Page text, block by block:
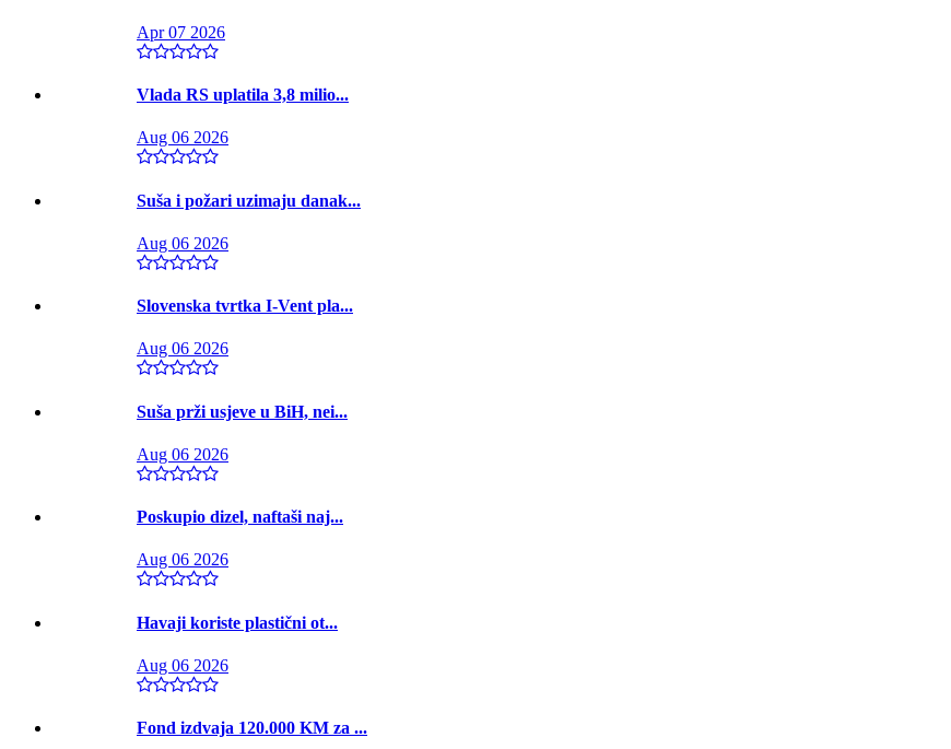
Apr 07 2026
Vlada RS uplatila 3,8 milio...
Aug 06 2026
Suša i požari uzimaju danak...
Aug 06 2026
Slovenska tvrtka I-Vent pla...
Aug 06 2026
Suša prži usjeve u BiH, nei...
Aug 06 2026
Poskupio dizel, naftaši naj...
Aug 06 2026
Havaji koriste plastični ot...
Aug 06 2026
Fond izdvaja 120.000 KM za ...